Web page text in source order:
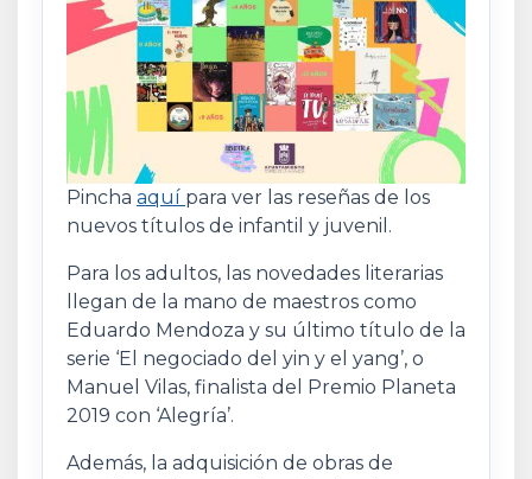
Pincha aquí para ver las reseñas de los
nuevos títulos de infantil y juvenil.
Para los adultos, las novedades literarias
llegan de la mano de maestros como
Eduardo Mendoza y su último título de la
serie ‘El negociado del yin y el yang’, o
Manuel Vilas, finalista del Premio Planeta
2019 con ‘Alegría’.
Además, la adquisición de obras de